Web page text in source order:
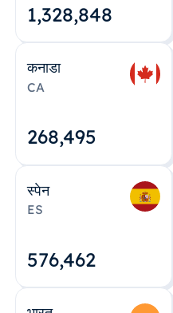
1,328,848
कनाडा
CA
268,495
स्पेन
ES
576,463